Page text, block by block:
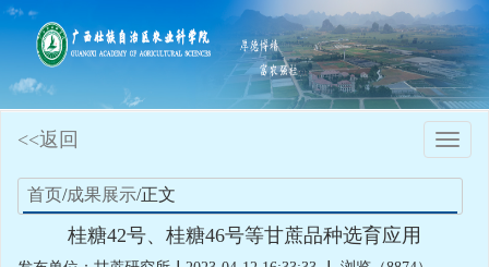
Toggle
<<返回
首页/成果展示/正文
桂糖42号、桂糖46号等甘蔗品种选育应用